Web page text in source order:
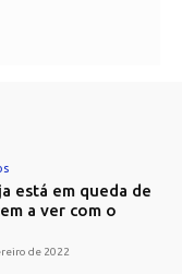
está em queda de
a ver com o
de 2022